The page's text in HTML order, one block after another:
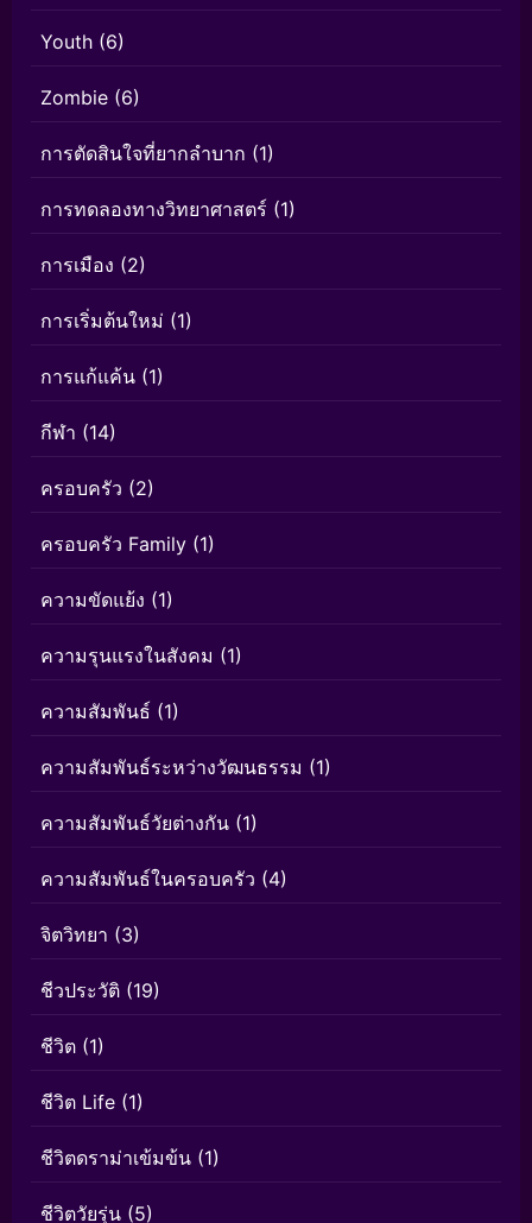
Youth (6)
Zombie (6)
การตัดสินใจที่ยากลำบาก (1)
การทดลองทางวิทยาศาสตร์ (1)
การเมือง (2)
การเริ่มต้นใหม่ (1)
การแก้แค้น (1)
กีฬา (14)
ครอบครัว (2)
ครอบครัว Family (1)
ความขัดแย้ง (1)
ความรุนแรงในสังคม (1)
ความสัมพันธ์ (1)
ความสัมพันธ์ระหว่างวัฒนธรรม (1)
ความสัมพันธ์วัยต่างกัน (1)
ความสัมพันธ์ในครอบครัว (4)
จิตวิทยา (3)
ชีวประวัติ (19)
ชีวิต (1)
ชีวิต Life (1)
ชีวิตดราม่าเข้มข้น (1)
ชีวิตวัยรุ่น (5)